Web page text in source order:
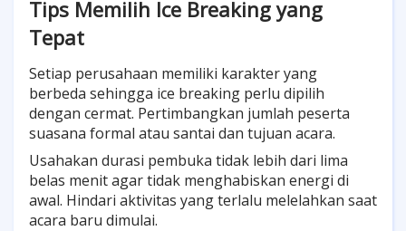
Tips Memilih Ice Breaking yang
Tepat
Setiap perusahaan memiliki karakter yang
berbeda sehingga ice breaking perlu dipilih
dengan cermat. Pertimbangkan jumlah peserta
suasana formal atau santai dan tujuan acara.
Usahakan durasi pembuka tidak lebih dari lima
belas menit agar tidak menghabiskan energi di
awal. Hindari aktivitas yang terlalu melelahkan saat
acara baru dimulai.